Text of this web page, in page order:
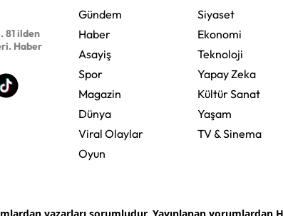
81 ilden
Haber
Gündem
Haber
Asayiş
Spor
Magazin
Dünya
Viral Olaylar
Oyun
Siyaset
Ekonomi
Teknoloji
Yapay Zeka
Kültür Sanat
Yaşam
TV & Sinema